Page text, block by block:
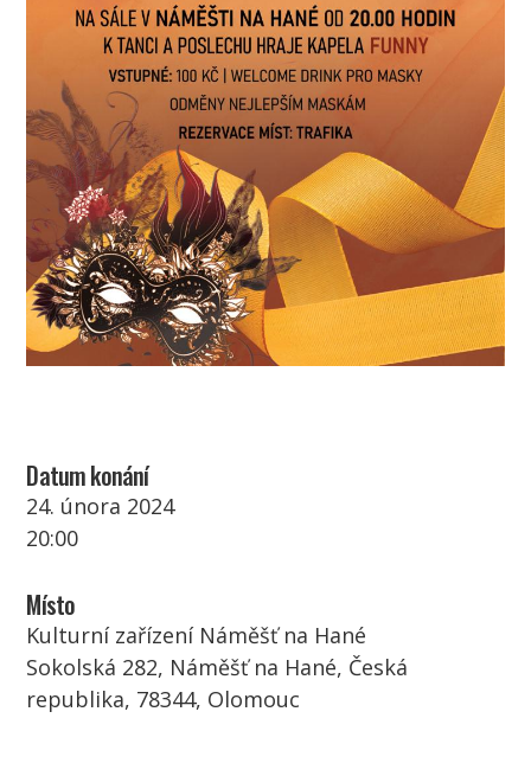
Datum konání
24. února 2024
20:00
Místo
Kulturní zařízení Náměšť na Hané
Sokolská 282, Náměšť na Hané, Česká
republika, 78344, Olomouc